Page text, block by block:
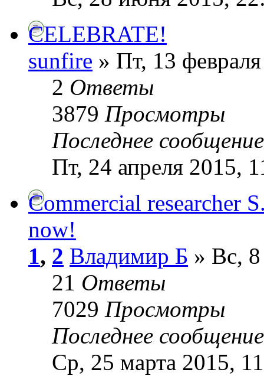
CELEBRATE!
sunfire » Пт, 13
2 Ответы
3879 Просмотры
Последнее
Пт, 24 апреля 2015,
Commercial researcher
now!
1, 2 Владимир Б » Вс,
21 Ответы
7029 Просмотры
Последнее
Ср, 25 марта 2015,